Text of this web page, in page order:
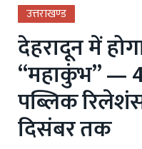
उत्तराखण्ड
देहरादून में
“महाकुंभ” —
पब्लिक
दिसंबर तक